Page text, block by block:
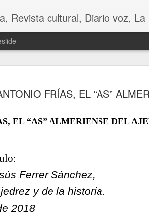
FRÍAS, EL “AS”
EL “AS” ALMERIENSE DEL
Ferrer Sánchez,
y de la historia.
2018
Diario voz, La magia de las artes. Tu voz en Internet,
CHINA